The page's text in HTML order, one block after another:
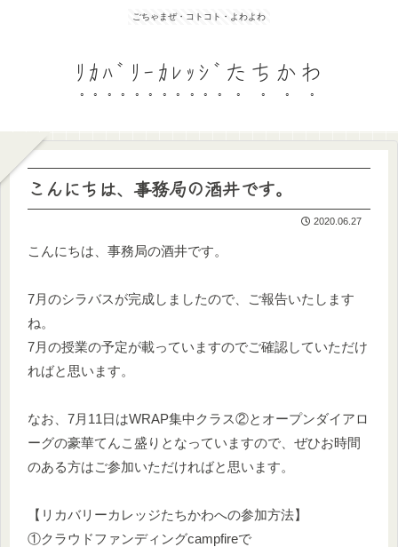
ごちゃまぜ・コトコト・よわよわ
ﾘｶﾊﾞﾘｰｶﾚｯｼﾞたちかわ
こんにちは、事務局の酒井です。
2020.06.27
こんにちは、事務局の酒井です。
7月のシラバスが完成しましたので、ご報告いたします
ね。
7月の授業の予定が載っていますのでご確認していただけ
ればと思います。
なお、7月11日はWRAP集中クラス②とオープンダイアロ
ーグの豪華てんこ盛りとなっていますので、ぜひお時間
のある方はご参加いただければと思います。
【リカバリーカレッジたちかわへの参加方法】
①クラウドファンディングcampfireで